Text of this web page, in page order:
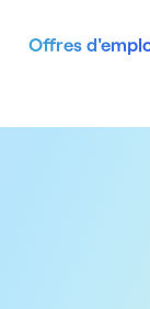
Offres